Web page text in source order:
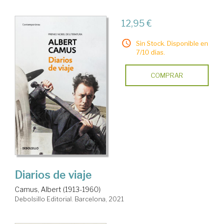
12,95 €
Sin Stock. Disponible en
7/10 días.
COMPRAR
Diarios de viaje
Camus, Albert (1913-1960)
Debolsillo Editorial. Barcelona, 2021